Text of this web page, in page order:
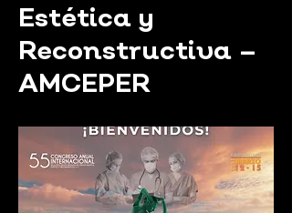
Estética y
Reconstructiva –
AMCEPER